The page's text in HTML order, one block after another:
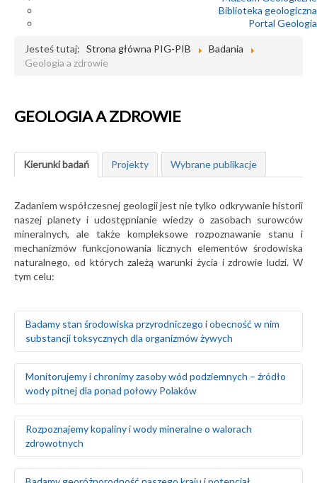
Biblioteka geologiczna
Portal Geologia
Jesteś tutaj: Strona główna PIG-PIB
Badania
Geologia a zdrowie
GEOLOGIA A ZDROWIE
Kierunki badań Projekty Wybrane publikacje
Zadaniem współczesnej geologii jest nie tylko odkrywanie historii
naszej planety i udostępnianie wiedzy o zasobach surowców
mineralnych, ale także kompleksowe rozpoznawanie stanu i
mechanizmów funkcjonowania licznych elementów środowiska
naturalnego, od których zależą warunki życia i zdrowie ludzi. W
tym celu:
Badamy stan środowiska przyrodniczego i obecność w nim
substancji toksycznych dla organizmów żywych
skażenie w wyniku działalności człowieka
Prowadzimy badania geochemiczne wód
powierzchniowych, gleb i gruntów oraz osadów
wodnych rzek i jezior
Monitorujemy środowisko gruntowo-wodne w rejonie
obiektów stwarzających zagrożenie dla środowiska
naturalnego, takich jak: zakłady przemysłowe, magazyny
paliw, lotniska, bazy transportowe, jednostki wojskowe
Monitorujemy i chronimy zasoby wód podziemnych – źródło
wody pitnej dla ponad połowy Polaków
podziemnych na obszarze całego kraju
Szacujemy stopień wykorzystania zasobów wód
podziemnych – określamy rezerwy i wyznaczamy obszary
deficytowe
Rozpoznajemy kopaliny i wody mineralne o walorach
zdrowotnych